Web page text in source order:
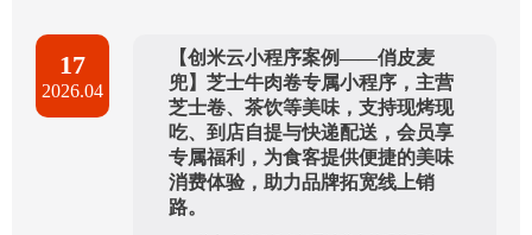
17
2026.04
【创米云小程序案例——俏皮麦
兜】芝士牛肉卷专属小程序，主营
芝士卷、茶饮等美味，支持现烤现
吃、到店自提与快递配送，会员享
专属福利，为食客提供便捷的美味
消费体验，助力品牌拓宽线上销
路。